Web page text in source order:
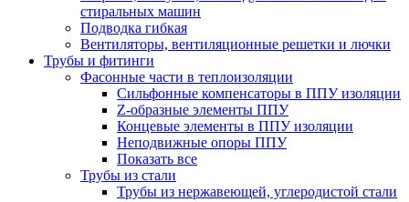
стиральных машин
Подводка гибкая
Вентиляторы, вентиляционные решетки и лючки
Трубы и фитинги
Фасонные части в теплоизоляции
Cильфонные компенсаторы в ППУ изоляции
Z-образные элементы ППУ
Концевые элементы в ППУ изоляции
Неподвижные опоры ППУ
Показать все
Трубы из стали
Трубы из нержавеющей, углеродистой стали